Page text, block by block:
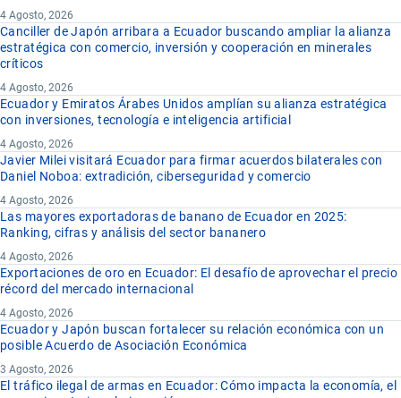
4 Agosto, 2026
Canciller de Japón arribara a Ecuador buscando ampliar la alianza
estratégica con comercio, inversión y cooperación en minerales
críticos
4 Agosto, 2026
Ecuador y Emiratos Árabes Unidos amplían su alianza estratégica
con inversiones, tecnología e inteligencia artificial
4 Agosto, 2026
Javier Milei visitará Ecuador para firmar acuerdos bilaterales con
Daniel Noboa: extradición, ciberseguridad y comercio
4 Agosto, 2026
Las mayores exportadoras de banano de Ecuador en 2025:
Ranking, cifras y análisis del sector bananero
4 Agosto, 2026
Exportaciones de oro en Ecuador: El desafío de aprovechar el precio
récord del mercado internacional
4 Agosto, 2026
Ecuador y Japón buscan fortalecer su relación económica con un
posible Acuerdo de Asociación Económica
3 Agosto, 2026
El tráfico ilegal de armas en Ecuador: Cómo impacta la economía, el